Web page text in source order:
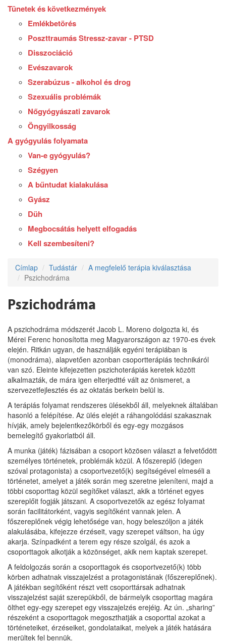
Tünetek és következmények
Emlékbetörés
Poszttraumás Stressz-zavar - PTSD
Disszociáció
Evészavarok
Szerabúzus - alkohol és drog
Szexuális problémák
Nőgyógyászati zavarok
Öngyilkosság
A gyógyulás folyamata
Van-e gyógyulás?
Szégyen
A bűntudat kialakulása
Gyász
Düh
Megbocsátás helyett elfogadás
Kell szembesíteni?
Címlap Tudástár
A megfelelő terápia kiválasztása
Pszichodráma
Pszichodráma
A pszichodráma módszerét Jacob L. Moreno dolgozta ki, és
Mérei Ferenc honosította meg Magyarországon az 1970-es évek
elején. Ritkán ugyan, de használják egyéni terápiában is
(monodráma), alapvetően azonban csoportterápiás technikáról
van szó. Eleinte kifejezetten pszichoterápiás keretek között
alkalmazták, de mára igen elterjedtté vált az önismeret, a
szervezetfejlesztés és az oktatás berkein belül is.
A terápiás folyamat rendszeres ülésekből áll, melyeknek általában
hasonló a felépítése. Az ülés elejét a ráhangolódási szakasznak
hívják, amely bejelentkezőkörből és egy-egy mozgásos
bemelegítő gyakorlatból áll.
A munka (játék) fázisában a csoport közösen választ a felvetődött
személyes történetek, problémák közül. A főszereplő (idegen
szóval protagonista) a csoportvezető(k) segítségével elmeséli a
történetet, amelyet a játék során meg szeretne jeleníteni, majd a
többi csoporttag közül segítőket választ, akik a történet egyes
szereplőit fogják játszani. A csoportvezetők az egész folyamat
során facilitátorként, vagyis segítőként vannak jelen. A
főszereplőnek végig lehetősége van, hogy beleszóljon a játék
alakulásába, kifejezze érzéseit, vagy szerepet váltson, ha úgy
akarja. Színpadként a terem egy része szolgál, és azok a
csoporttagok alkotják a közönséget, akik nem kaptak szerepet.
A feldolgozás során a csoporttagok és csoportvezető(k) több
körben adhatnak visszajelzést a protagonistának (főszereplőnek).
A játékban segítőként részt vett csoporttársak adhatnak
visszajelzést saját szerepükből, de bármelyik csoporttag magára
ölthet egy-egy szerepet egy visszajelzés erejéig. Az ún. „sharing”
részeként a csoporttagok megoszthatják a csoporttal azokat a
történeteiket, érzéseiket, gondolataikat, melyek a játék hatására
merültek fel bennük.